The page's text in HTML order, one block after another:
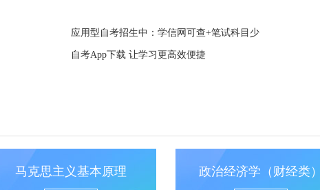
应用型自考招生中：学信网可查+笔试科目少
自考App下载 让学习更高效便捷
马克思主义基本原理 政治经济学（财经类）